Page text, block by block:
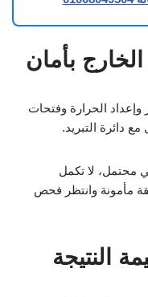
بأمان
الحرارة وفتحات
مع دائرة التبريد.
محتمل، لا تكمل
مأمونة وانتظر فحص
النتيجة